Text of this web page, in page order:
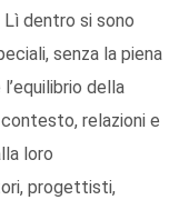
dentro si sono
senza la piena
della
relazioni e
loro
progettisti,